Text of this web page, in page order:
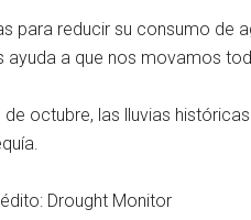
para reducir su consumo de
a que nos movamos
octubre, las lluvias
Drought Monitor